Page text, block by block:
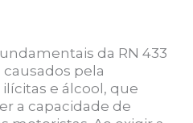
da RN 433
pela
e álcool, que
a capacidade de